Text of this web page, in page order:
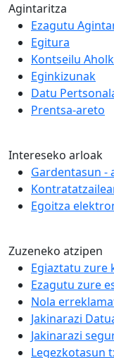
Agintaritza
Ezagutu
Egitura
Kontseilu
Eginkizunak
Datu
Prentsa-areto
Intereseko arloak
Gardentasun -
Egoitza
Zuzeneko atzipen
Egiaztatu zure
Ezagutu zure
Nola
Jakinarazi
Jakinarazi
Legezkotasun